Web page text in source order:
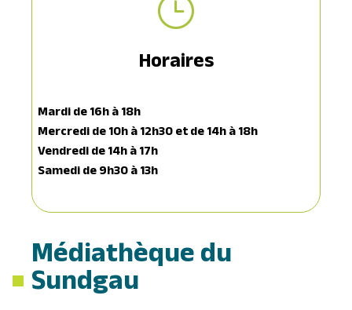
}
Horaires
Mardi de 16h à 18h
Mercredi de 10h à 12h30 et de 14h à 18h
Vendredi de 14h à 17h
Samedi de 9h30 à 13h
Médiathèque du
Sundgau